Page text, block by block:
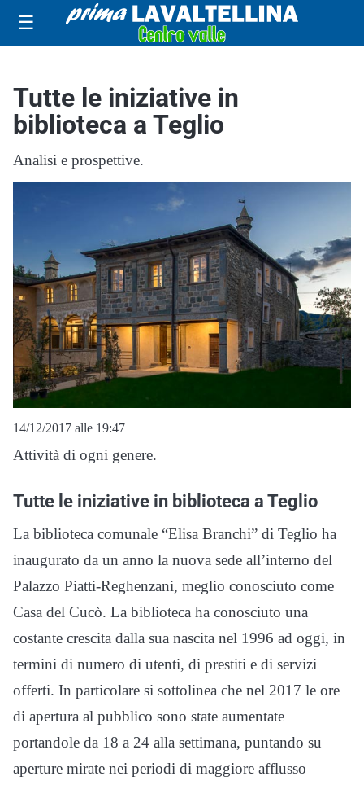
☰
Tutte le iniziative in
biblioteca a Teglio
Analisi e prospettive.
14/12/2017 alle 19:47
Attività di ogni genere.
Tutte le iniziative in biblioteca a Teglio
La biblioteca comunale “Elisa Branchi” di Teglio ha
inaugurato da un anno la nuova sede all’interno del
Palazzo Piatti-Reghenzani, meglio conosciuto come
Casa del Cucò. La biblioteca ha conosciuto una
costante crescita dalla sua nascita nel 1996 ad oggi, in
termini di numero di utenti, di prestiti e di servizi
offerti. In particolare si sottolinea che nel 2017 le ore
di apertura al pubblico sono state aumentate
portandole da 18 a 24 alla settimana, puntando su
aperture mirate nei periodi di maggiore afflusso